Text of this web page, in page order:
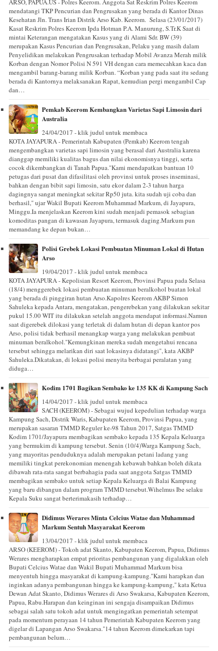
ARSO, PAPUA.US - Polres Keerom. Anggota Sat Reskrim Polres Keerom
mendatangi TKP Pencurian dan Pengrusakan yang berada di Kantor Dinas
Kesehatan Jln. Trans Irian Distrik Arso Kab. Keerom. Selasa (23/01/2017)
Kasat Reskrim Polres Keerom Ipda Hotman P.A. Manurung, S.Tr.K Saat di
mintai Keterangan mengatakan Kasus yang di Alami Sdr. BW (39)
merupakan Kasus Pencurian dan Pengrusakan, Pelaku yang masih dalam
Penyelidikan melakukan Pengrusakan terhadap Mobil Avanza Merah milik
Korban dengan Nomor Polisi N 591 VH dengan cara memecahkan kaca dan
mengambil barang-barang milik Korban. “Korban yang pada saat itu sedang
berada di Kantornya melaksanakan Rapat, kemudian pergi mengambil Cap
dan…
Pemkab Keerom Kembangkan Varietas Sapi Limosin dari
Australia
24/04/2017 - klik judul untuk membaca
KOTA JAYAPURA - Pemerintah Kabupaten (Pemkab) Keerom tengah
mengembangkan varietas sapi limosin yang berasal dari Australia karena
dianggap memiliki kualitas bagus dan nilai ekonomisnya tinggi, serta
cocok dikembangkan di Tanah Papua."Kami mendapatkan bantuan 10
petugas dari pusat dan difasilitasi oleh provinsi untuk proses inseminasi,
bahkan dengan bibit sapi limosin, satu ekor dalam 2-3 tahun harga
dagingnya sangat meningkat sekitar Rp50 juta. kita sudah uji coba dan
berhasil," ujar Wakil Bupati Keerom Muhammad Markum, di Jayapura,
Minggu.Ia menjelaskan Keerom kini sudah menjadi pemasok sebagian
komoditas pangan di kawasan Jayapura, termasuk daging.Markum pun
memandang ke depan bukan…
Polisi Grebek Lokasi Pembuatan Minuman Lokal di Hutan
Arso
19/04/2017 - klik judul untuk membaca
KOTA JAYAPURA - Kepolisian Resort Keerom, Provinsi Papua pada Selasa
(18/4) menggerebek lokasi pembuatan minuman beralkohol buatan lokal
yang berada di pinggiran hutan Arso.Kapolres Keerom AKBP Simon
Sahuleka kepada Antara, mengatakan, pengerebekan yang dilakukan sekitar
pukul 15.00 WIT itu dilakukan setelah anggota mendapat informasi.Namun
saat digerebek dilokasi yang terletak di dalam hutan di depan kantor pos
Arso, polisi tidak berhasil menangkap warga yang melakukan pembuat
minuman beralkohol."Kemungkinan mereka sudah mengetahui rencana
tersebut sehingga melarikan diri saat lokasinya didatangi", kata AKBP
Sahuleka.Dikatakan, di lokasi polisi menyita berbagai peralatan yang
diduga…
Kodim 1701 Bagikan Sembako ke 135 KK di Kampung Sach
14/04/2017 - klik judul untuk membaca
SACH (KEEROM) - Sebagai wujud kepedulian terhadap warga
Kampung Sach, Distrik Waris, Kabupaten Keerom, Provinsi Papua, yang
merupakan sasaran TMMD Reguler ke-98 Tahun 2017, Satgas TMMD
Kodim 1701/Jayapura membagikan sembako kepada 135 Kepala Keluarga
yang bermukim di kampung tersebut. Senin (10/4)Warga Kampung Sach,
yang mayoritas penduduknya adalah merupakan petani ladang yang
memiliki tingkat perekonomian menengah kebawah bahkan boleh dikata
dibawah rata-rata sangat berbahagia pada saat anggota Satgas TMMD
membagikan sembako untuk setiap Kepala Keluarga di Balai Kampung
yang baru dibangun dalam program TMMD tersebut.Wihelmus Ibe selaku
Kepala Suku sangat berterimakasih terhadap…
Didimus Werares Minta Celcius Watae dan Muhammad
Markum Sentuh Masyarakat Keerom
13/04/2017 - klik judul untuk membaca
ARSO (KEEROM) - Tokoh adat Skanto, Kabupaten Keerom, Papua, Didimus
Werares mengharapkan empat prioritas pembangunan yang digalakkan oleh
Bupati Celcius Watae dan Wakil Bupati Muhammad Markum bisa
menyentuh hingga masyarakat di kampung-kampung."Kami harapkan dan
inginkan adanya pembangunan hingga ke kampung-kampung," kata Ketua
Dewan Adat Skanto, Didimus Werares di Arso Swakarsa, Kabupaten Keerom,
Papua, Rabu.Harapan dan keinginan ini sengaja disampaikan Didimus
sebagai salah satu tokoh adat untuk mengingatkan pemerintah setempat
pada momentum perayaan 14 tahun Pemerintah Kabupaten Keerom yang
digelar di Lapangan Arso Swakarsa."14 tahun Keerom dimekarkan tapi
pembangunan belum…